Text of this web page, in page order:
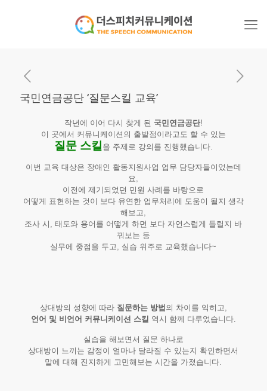
국민연금공단 ‘질문스킬 교육’
작년에 이어 다시 찾게 된 국민연금공단!
이 곳에서 커뮤니케이션의 출발점이라고도 할 수 있는
질문 스킬 을 주제로 강의를 진행했습니다.
이번 교육 대상은 장애인 활동지원사업 업무 담당자들이었는데
요,
이전에 제기되었던 민원 사례를 바탕으로
어떻게 표현하는 것이 보다 유연한 업무처리에 도움이 될지 생각
해보고,
조사 시, 태도와 용어를 어떻게 하면 보다 자연스럽게 들릴지 바
꿔보는 등
실무에 중점을 두고, 실습 위주로 교육했습니다~
상대방의 성향에 따라 질문하는 방법 의 차이를 익히고,
언어 및 비언어 커뮤니케이션 스킬 역시 함께 다루었습니다.
실습을 해보면서 질문 하나로
상대방이 느끼는 감정이 얼마나 달라질 수 있는지 확인하면서
말에 대해 진지하게 고민해보는 시간을 가졌습니다.